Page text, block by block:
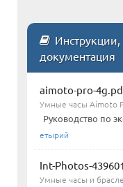
Инструкции,
документация
aimoto-pro-
Умные часы Aimoto
Руководство по
етырий
Int-Photos-
Умные часы и